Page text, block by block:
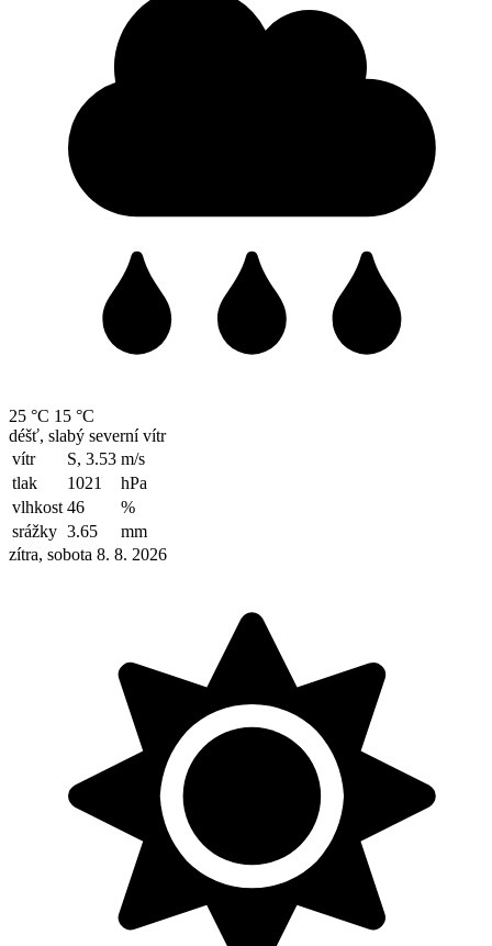
25 °C 15 °C
déšť, slabý severní vítr
vítr
S, 3.53 m/s
tlak
1021
hPa
vlhkost 46
%
srážky 3.65
mm
zítra, sobota 8. 8. 2026